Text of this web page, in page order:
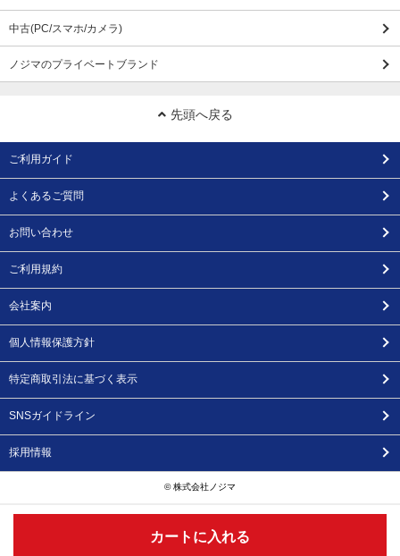
カートに入れる
中古(PC/スマホ/カメラ)
ノジマのプライベートブランド
先頭へ戻る
ご利用ガイド
よくあるご質問
お問い合わせ
ご利用規約
会社案内
個人情報保護方針
特定商取引法に基づく表示
SNSガイドライン
採用情報
© 株式会社ノジマ